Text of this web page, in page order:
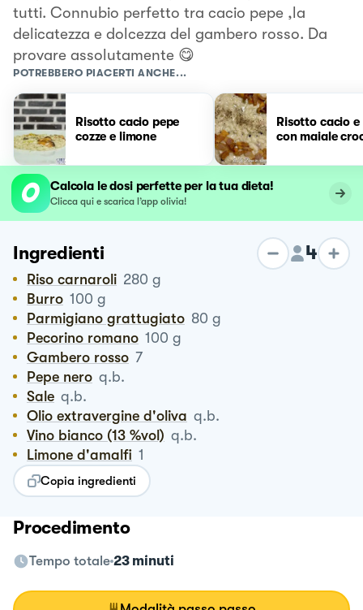
tutti. Connubio perfetto tra cacio pepe ,la
delicatezza e dolcezza del gambero rosso. Da
provare assolutamente 😋
POTREBBERO PIACERTI ANCHE...
Risotto cacio pepe
cozze e limone
Risotto cacio e
con maiale
Calcola le dosi perfette per la tua dieta!
Clicca qui e scarica l’app olivia!
Ingredienti 4
Riso carnaroli 280 g
Burro 100 g
Parmigiano grattugiato 80 g
Pecorino romano 100 g
Gambero rosso 7
Pepe nero q.b.
Sale q.b.
Olio extravergine d'oliva q.b.
Vino bianco (13 %vol) q.b.
Limone d'amalfi 1
Copia ingredienti
Procedimento
Tempo totale 23 minuti